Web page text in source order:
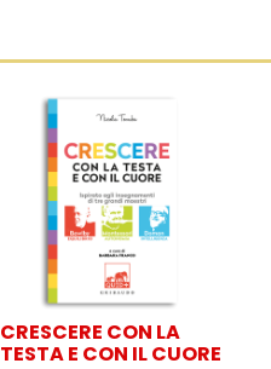
CRESCERE CON LA
TESTA E CON IL CUORE